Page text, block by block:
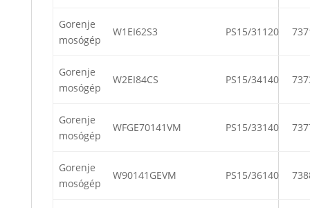
Gorenje
mosógép
W1EI62S3 PS15/31120
Gorenje
mosógép
W2EI84CS PS15/34140
Gorenje
mosógép
WFGE70141VM PS15/33140
Gorenje
mosógép
W90141GEVM PS15/36140